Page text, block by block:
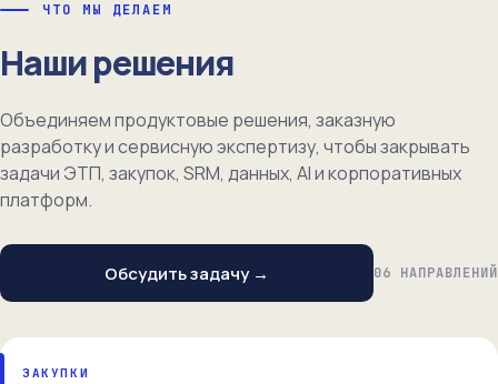
ЧТО МЫ ДЕЛАЕМ
Наши решения
Объединяем продуктовые решения, заказную
разработку и сервисную экспертизу, чтобы закрывать
задачи ЭТП, закупок, SRM, данных, AI и корпоративных
платформ.
Обсудить задачу → 06 НАПРАВЛЕНИЙ
ЗАКУПКИ